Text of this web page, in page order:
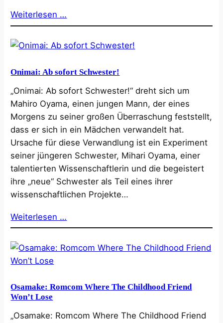
Weiterlesen …
Onimai: Ab sofort Schwester!
„Onimai: Ab sofort Schwester!“ dreht sich um
Mahiro Oyama, einen jungen Mann, der eines
Morgens zu seiner großen Überraschung feststellt,
dass er sich in ein Mädchen verwandelt hat.
Ursache für diese Verwandlung ist ein Experiment
seiner jüngeren Schwester, Mihari Oyama, einer
talentierten Wissenschaftlerin und die begeistert
ihre „neue“ Schwester als Teil eines ihrer
wissenschaftlichen Projekte…
Weiterlesen …
Osamake: Romcom Where The Childhood Friend
Won’t Lose
„Osamake: Romcom Where The Childhood Friend